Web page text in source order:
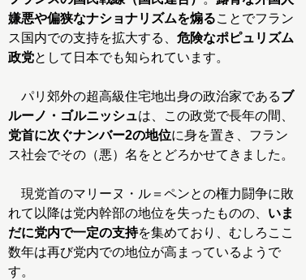
嫌悪や偏狭なナショナリズムを煽ることでフラン
ス国内での支持を拡大する、 危険なポピュリズム
政党として日本でも知られています。
パリ郊外の超高級住宅地出身の政治家であるブ
ルーノ・ゴルニッシュは、この政党で長年の間、
党首に次ぐナンバー2の地位に身を置き、フラン
ス社会でその（悪）名をとどろかせてきました。
現党首のマリーヌ・ル＝ペンとの権力闘争に敗
れて以降は党内幹部の地位を失ったものの、 いま
だに党内で一定の支持を集めており、むしろここ
数年は再び党内での地位が高まっているようで
す。